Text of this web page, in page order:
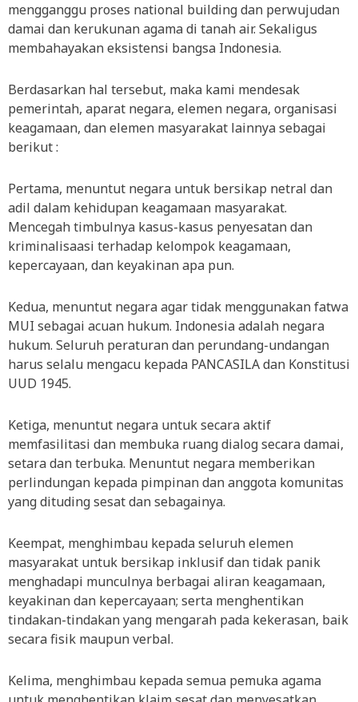
mengganggu proses national building dan perwujudan
damai dan kerukunan agama di tanah air. Sekaligus
membahayakan eksistensi bangsa Indonesia.
Berdasarkan hal tersebut, maka kami mendesak
pemerintah, aparat negara, elemen negara, organisasi
keagamaan, dan elemen masyarakat lainnya sebagai
berikut :
Pertama, menuntut negara untuk bersikap netral dan
adil dalam kehidupan keagamaan masyarakat.
Mencegah timbulnya kasus-kasus penyesatan dan
kriminalisaasi terhadap kelompok keagamaan,
kepercayaan, dan keyakinan apa pun.
Kedua, menuntut negara agar tidak menggunakan fatwa
MUI sebagai acuan hukum. Indonesia adalah negara
hukum. Seluruh peraturan dan perundang-undangan
harus selalu mengacu kepada PANCASILA dan Konstitusi
UUD 1945.
Ketiga, menuntut negara untuk secara aktif
memfasilitasi dan membuka ruang dialog secara damai,
setara dan terbuka. Menuntut negara memberikan
perlindungan kepada pimpinan dan anggota komunitas
yang dituding sesat dan sebagainya.
Keempat, menghimbau kepada seluruh elemen
masyarakat untuk bersikap inklusif dan tidak panik
menghadapi munculnya berbagai aliran keagamaan,
keyakinan dan kepercayaan; serta menghentikan
tindakan-tindakan yang mengarah pada kekerasan, baik
secara fisik maupun verbal.
Kelima, menghimbau kepada semua pemuka agama